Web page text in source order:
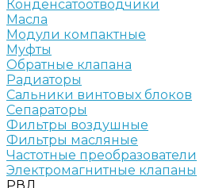
Конденсатоотводчики
Масла
Модули компактные
Муфты
Обратные клапана
Радиаторы
Сальники винтовых блоков
Сепараторы
Фильтры воздушные
Фильтры масляные
Частотные преобразователи
Электромагнитные клапаны